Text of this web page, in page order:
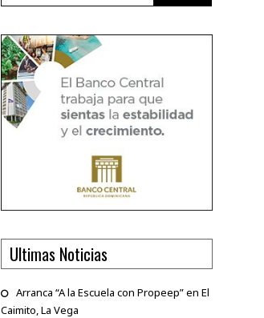
Ultimas Noticias
Arranca “A la Escuela con Propeep” en El
Caimito, La Vega